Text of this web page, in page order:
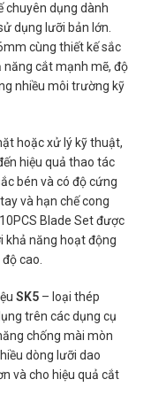
chuyên dụng dành
dụng lưỡi bản lớn.
cùng thiết kế sắc
năng cắt mạnh mẽ, độ
nhiều môi trường kỹ
hoặc xử lý kỹ thuật,
hiệu quả thao tác
bén và có độ cứng
và hạn chế cong
Blade Set được
khả năng hoạt động
cao.
SK5 – loại thép
trên các dụng cụ
chống mài mòn
dòng lưỡi dao
và cho hiệu quả cắt